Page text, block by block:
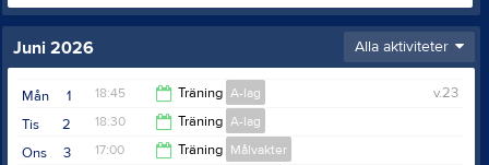
Juni 2026 Alla aktiviteter
1
Mån v.23
18:45 Träning A-lag
20:00
2
Tis 18:30 Träning A-lag
3
Ons 17:00 Träning Målvakter